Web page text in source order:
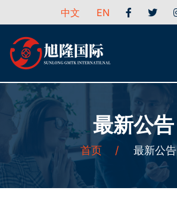
中文 EN
最新公告
首页 / 最新公告